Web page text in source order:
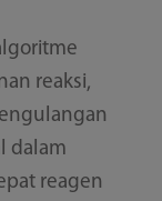
reaksi,
dalam
reagen